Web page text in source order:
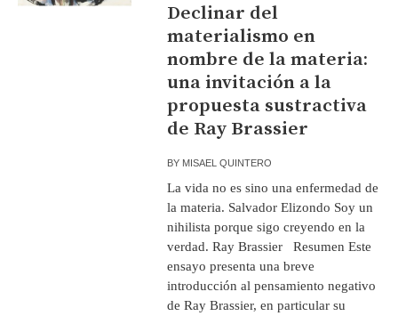
Declinar del
materialismo en
nombre de la materia:
una invitación a la
propuesta sustractiva
de Ray Brassier
BY MISAEL QUINTERO
La vida no es sino una enfermedad de
la materia. Salvador Elizondo Soy un
nihilista porque sigo creyendo en la
verdad. Ray Brassier Resumen Este
ensayo presenta una breve
introducción al pensamiento negativo
de Ray Brassier, en particular su